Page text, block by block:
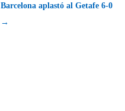
Barcelona aplastó al Getafe 6-0
→